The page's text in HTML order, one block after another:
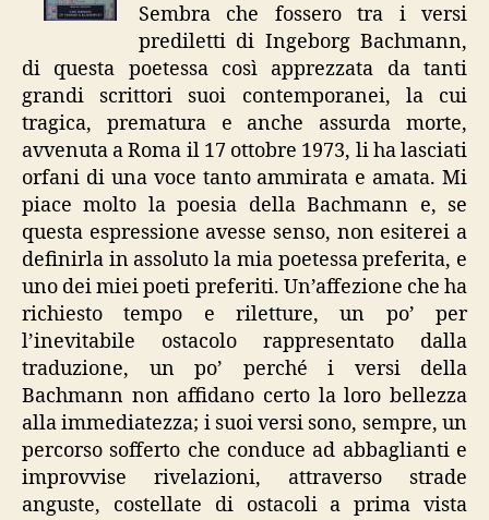
Sembra che fossero tra i versi
prediletti di Ingeborg Bachmann,
di questa poetessa così apprezzata da tanti
grandi scrittori suoi contemporanei, la cui
tragica, prematura e anche assurda morte,
avvenuta a Roma il 17 ottobre 1973, li ha lasciati
orfani di una voce tanto ammirata e amata. Mi
piace molto la poesia della Bachmann e, se
questa espressione avesse senso, non esiterei a
definirla in assoluto la mia poetessa preferita, e
uno dei miei poeti preferiti. Un’affezione che ha
richiesto tempo e riletture, un po’ per
l’inevitabile ostacolo rappresentato dalla
traduzione, un po’ perché i versi della
Bachmann non affidano certo la loro bellezza
alla immediatezza; i suoi versi sono, sempre, un
percorso sofferto che conduce ad abbaglianti e
improvvise rivelazioni, attraverso strade
anguste, costellate di ostacoli a prima vista